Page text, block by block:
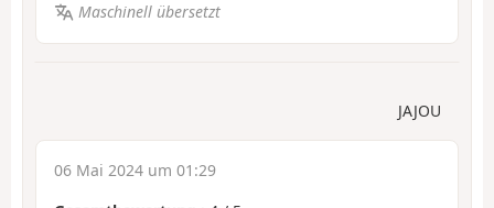
Maschinell übersetzt
JAJOU
06 Mai 2024 um 01:29